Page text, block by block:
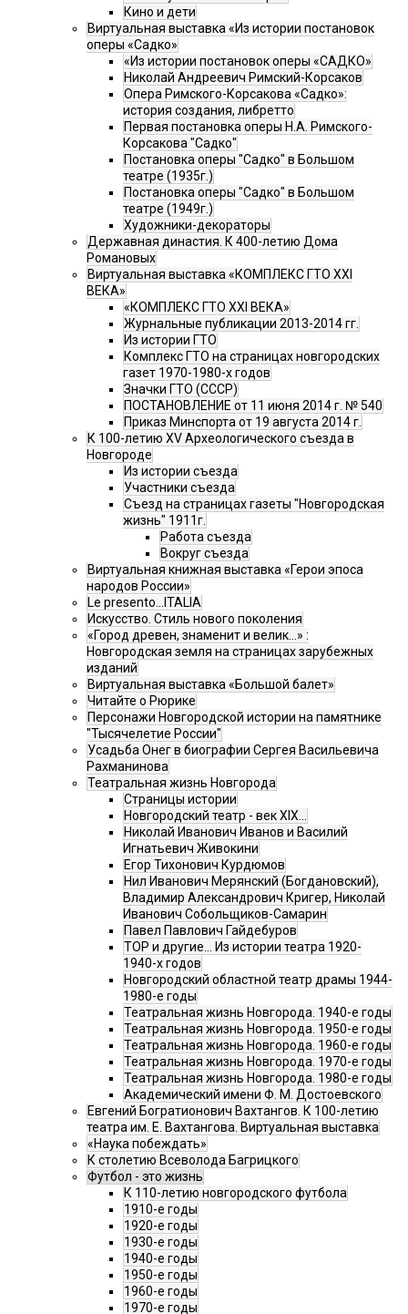
Кино и дети
Виртуальная выставка «Из истории постановок
оперы «Садко»
«Из истории постановок оперы «САДКО»
Николай Андреевич Римский-Корсаков
Опера Римского-Корсакова «Садко»:
история создания, либретто
Первая постановка оперы Н.А. Римского-
Корсакова "Садко"
Постановка оперы "Садко" в Большом
театре (1935г.)
Постановка оперы "Садко" в Большом
театре (1949г.)
Художники-декораторы
Державная династия. К 400-летию Дома
Романовых
Виртуальная выставка «КОМПЛЕКС ГТО XXI
ВЕКА»
«КОМПЛЕКС ГТО XXI ВЕКА»
Журнальные публикации 2013-2014 гг.
Из истории ГТО
Комплекс ГТО на страницах новгородских
газет 1970-1980-х годов
Значки ГТО (СССР)
ПОСТАНОВЛЕНИЕ от 11 июня 2014 г. № 540
Приказ Минспорта от 19 августа 2014 г.
К 100-летию XV Археологического съезда в
Новгороде
Из истории съезда
Участники съезда
Cъезд на страницах газеты "Новгородская
жизнь" 1911г.
Работа съезда
Вокруг съезда
Виртуальная книжная выставка «Герои эпоса
народов России»
Le presento...ITALIA
Искусство. Стиль нового поколения
«Город древен, знаменит и велик…» :
Новгородская земля на страницах зарубежных
изданий
Виртуальная выставка «Большой балет»
Читайте о Рюрике
Персонажи Новгородской истории на памятнике
"Тысячелетие России"
Усадьба Онег в биографии Сергея Васильевича
Рахманинова
Театральная жизнь Новгорода
Страницы истории
Новгородский театр - век XIX…
Николай Иванович Иванов и Василий
Игнатьевич Живокини
Егор Тихонович Курдюмов
Нил Иванович Мерянский (Богдановский),
Владимир Александрович Кригер, Николай
Иванович Собольщиков-Самарин
Павел Павлович Гайдебуров
ТОР и другие… Из истории театра 1920-
1940-х годов
Новгородский областной театр драмы 1944-
1980-е годы
Театральная жизнь Новгорода. 1940-е годы
Театральная жизнь Новгорода. 1950-е годы
Театральная жизнь Новгорода. 1960-е годы
Театральная жизнь Новгорода. 1970-е годы
Театральная жизнь Новгорода. 1980-е годы
Академический имени Ф. М. Достоевского
Евгений Богратионович Вахтангов. К 100-летию
театра им. Е. Вахтангова. Виртуальная выставка
«Наука побеждать»
К столетию Всеволода Багрицкого
Футбол - это жизнь
К 110-летию новгородского футбола
1910-е годы
1920-е годы
1930-е годы
1940-е годы
1950-е годы
1960-е годы
1970-е годы